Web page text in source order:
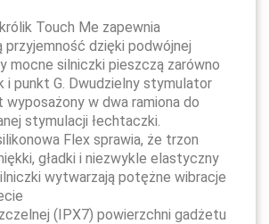
Touch Me zapewnia
przyjemność dzięki podwójnej
mocne silniczki pieszczą zarówno
i punkt G. Dwudzielny stymulator
wyposażony w dwa ramiona do
stymulacji łechtaczki.
Flex sprawia, że trzon
gładki i niezwykle elastyczny
wytwarzają potężne wibracje
(IPX7) powierzchni gadżetu